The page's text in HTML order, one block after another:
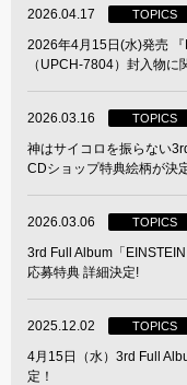
2026.04.17 TOPICS
2026年4月15日(水)発売
（UPCH-7804）封入物
2026.03.16 TOPICS
神はサイコロを振らない
CDショップ特典絵柄が決
2026.03.06 TOPICS
3rd Full Album「
応募特典 詳細決定!
2025.12.02 TOPICS
4月15日（水）3rd Full
定！